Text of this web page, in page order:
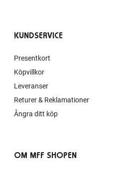
KUNDSERVICE
Presentkort
Köpvillkor
Leveranser
Returer & Reklamationer
Ångra ditt köp
OM MFF SHOPEN